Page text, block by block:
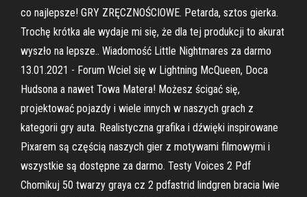
co najlepsze! GRY ZRĘCZNOŚCIOWE. Petarda, sztos gierka.
Trochę krótka ale wydaje mi się, że dla tej produkcji to akurat
wyszło na lepsze.. Wiadomość Little Nightmares za darmo
13.01.2021 - Forum Wciel się w Lightning McQueen, Doca
Hudsona a nawet Towa Matera! Możesz ścigać się,
projektować pojazdy i wiele innych w naszych grach z
kategorii gry auta. Realistyczna grafika i dźwięki inspirowane
Pixarem są częścią naszych gier z motywami filmowymi i
wszystkie są dostępne za darmo. Testy Voices 2 Pdf
Chomikuj 50 twarzy graya cz 2 pdfastrid lindgren bracia lwie